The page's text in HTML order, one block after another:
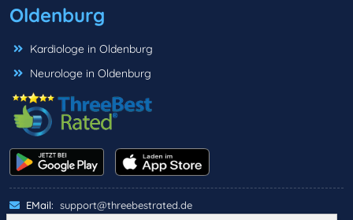
Oldenburg
Kardiologe in Oldenburg
Neurologe in Oldenburg
EMail: support@threebestrated.de